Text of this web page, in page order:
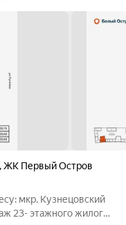
,ЖК Первый Остров
мкр. Кузнецовский
23- этажного жилого